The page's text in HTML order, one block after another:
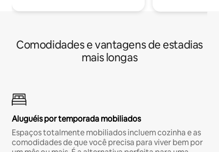
Comodidades e vantagens de estadias
mais longas
Aluguéis por temporada mobiliados
Espaços totalmente mobiliados incluem cozinha e as
comodidades de que você precisa para viver bem por